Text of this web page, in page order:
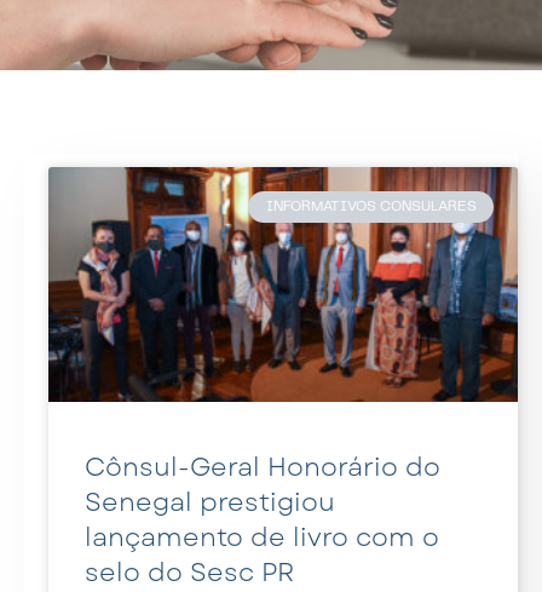
INFORMATIVOS CONSULARES
Cônsul-Geral Honorário do
Senegal prestigiou
lançamento de livro com o
selo do Sesc PR